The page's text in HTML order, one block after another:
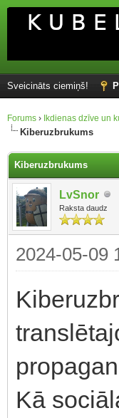
Sveicināts ciemiņš!
Forums › Ikdienas dzīve un
Kiberuzbrukums
Kiberuzbrukums
LvSnor
Raksta daudz
2024-05-09
Kā